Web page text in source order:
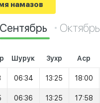
намазов
Сентябрь Октябрь
Шурук Зухр Аср
06:34 13:25 18:00
06:36 13:25 17:58